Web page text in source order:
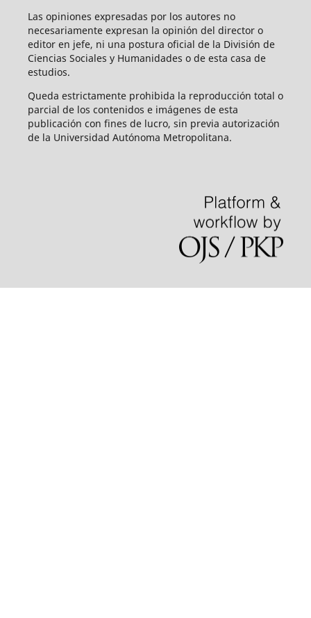
Las opiniones expresadas por los autores no
necesariamente expresan la opinión del director o
editor en jefe, ni una postura oficial de la División de
Ciencias Sociales y Humanidades o de esta casa de
estudios.
Queda estrictamente prohibida la reproducción total o
parcial de los contenidos e imágenes de esta
publicación con fines de lucro, sin previa autorización
de la Universidad Autónoma Metropolitana.